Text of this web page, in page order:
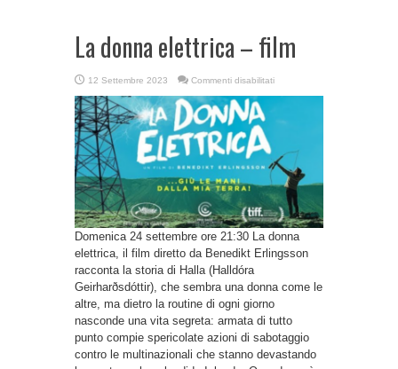
La donna elettrica – film
12 Settembre 2023 Commenti disabilitatisu
donna
Domenica 24 settembre ore 21:30 La donna
elettrica, il film diretto da Benedikt Erlingsson
racconta la storia di Halla (Halldóra
Geirharðsdóttir), che sembra una donna come le
altre, ma dietro la routine di ogni giorno
nasconde una vita segreta: armata di tutto
punto compie spericolate azioni di sabotaggio
contro le multinazionali che stanno devastando